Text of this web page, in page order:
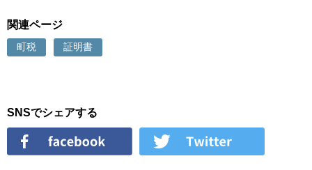
関連ページ
町税 証明書
SNSでシェアする